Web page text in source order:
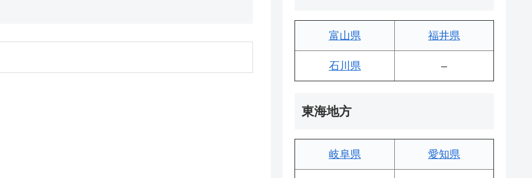
富山県 福井県
石川県 –
東海地方
岐阜県 愛知県